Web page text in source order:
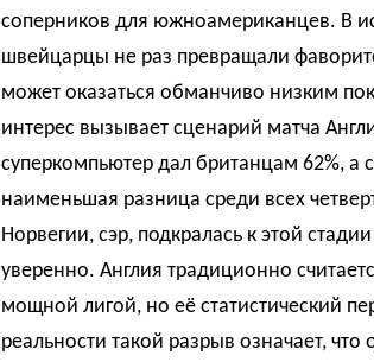
соперников для южноамериканцев. В
швейцарцы не раз превращали
может оказаться обманчиво низким
интерес вызывает сценарий матча
суперкомпьютер дал британцам 62%, а
наименьшая разница среди всех
Норвегии, сэр, подкралась к этой
уверенно. Англия традиционно
мощной лигой, но её статистический
реальности такой разрыв означает,